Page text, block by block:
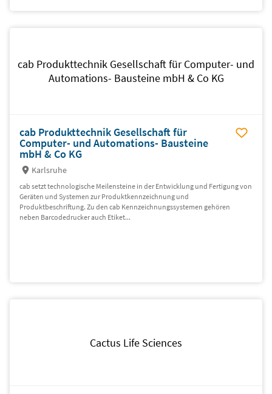
cab Produkttechnik Gesellschaft für Computer- und
Automations- Bausteine mbH & Co KG
cab Produkttechnik Gesellschaft für
Computer- und Automations- Bausteine
mbH & Co KG
Karlsruhe
cab setzt technologische Meilensteine in der Entwicklung und Fertigung von
Geräten und Systemen zur Produktkennzeichnung und
Produktbeschriftung. Zu den cab Kennzeichnungssystemen gehören
neben Barcodedrucker auch Etiket...
Cactus Life Sciences